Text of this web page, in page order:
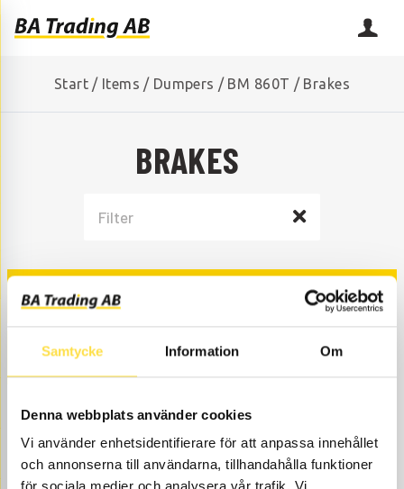
Samtycke Information Om
Denna webbplats använder cookies
Vi använder enhetsidentifierare för att anpassa innehållet
och annonserna till användarna, tillhandahålla funktioner
Start / Items / Dumpers / BM 860T / Brakes
BRAKES
WHEEL BRAKE
COMPRESSOR